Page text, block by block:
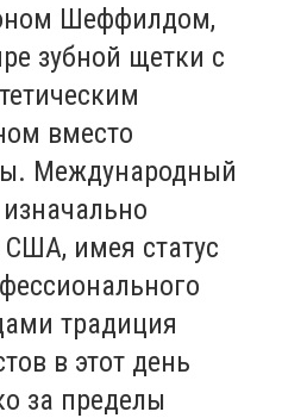
Шеффилдом,
зубной щетки с
вместо
Международный
имея статус
традиция
в этот день
за пределы